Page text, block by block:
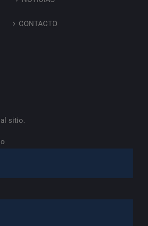
CONTACTO
sitio.